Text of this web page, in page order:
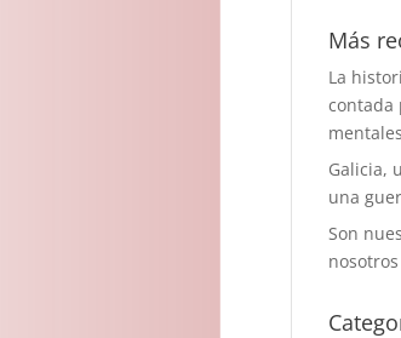
Más
La
contada
mentales
Galicia,
una
Son